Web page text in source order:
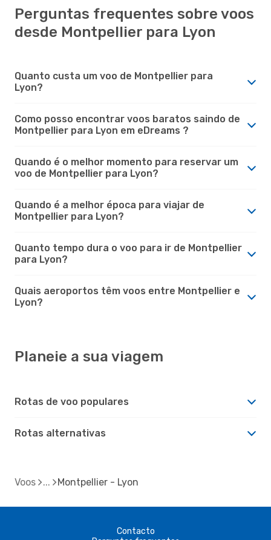
Perguntas frequentes sobre voos
desde Montpellier para Lyon
Quanto custa um voo de Montpellier para
Lyon?
Como posso encontrar voos baratos saindo de
Montpellier para Lyon em eDreams ?
Quando é o melhor momento para reservar um
voo de Montpellier para Lyon?
Quando é a melhor época para viajar de
Montpellier para Lyon?
Quanto tempo dura o voo para ir de Montpellier
para Lyon?
Quais aeroportos têm voos entre Montpellier e
Lyon?
Planeie a sua viagem
Rotas de voo populares
Rotas alternativas
Voos Montpellier - Lyon
Contacto